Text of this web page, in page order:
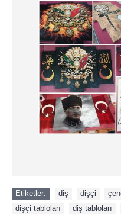
Etiketler: diş dişçi
dişçi tabloları
diş tabloları